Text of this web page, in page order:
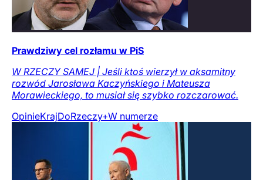
Prawdziwy cel rozłamu w PiS
W RZECZY SAMEJ | Jeśli ktoś wierzył w aksamitny
rozwód Jarosława Kaczyńskiego i Mateusza
Morawieckiego, to musiał się szybko rozczarować.
OpinieKrajDoRzeczy+W numerze